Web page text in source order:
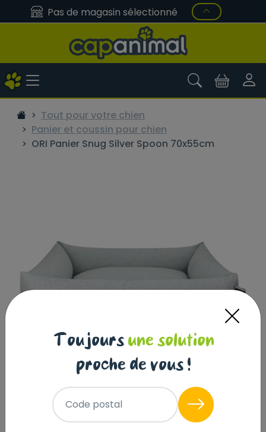
Pas de magasin sélectionné
Tout pour votre chien
Panier et coussin pour chien
ORI Panier Snug Silver Spoon 70x55cm
ORI Panier Snug Silver Spoon 70x55cm
Réf : 5411468146165
Toujours une solution
proche de vous !
Code postal